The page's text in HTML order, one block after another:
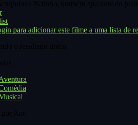
para adicionar este filme a uma lista de